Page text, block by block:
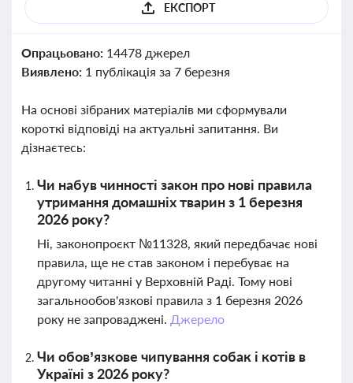
ЕКСПОРТ
Опрацьовано: 14478 джерел
Виявлено: 1 публікація за 7 березня
На основі зібраних матеріалів ми сформували
короткі відповіді на актуальні запитання. Ви
дізнаєтесь:
Чи набув чинності закон про нові правила
утримання домашніх тварин з 1 березня
2026 року?
Ні, законопроєкт №11328, який передбачає нові
правила, ще не став законом і перебуває на
другому читанні у Верховній Раді. Тому нові
загальнообов'язкові правила з 1 березня 2026
року не запроваджені. Джерело
Чи обов’язкове чипування собак і котів в
Україні з 2026 року?